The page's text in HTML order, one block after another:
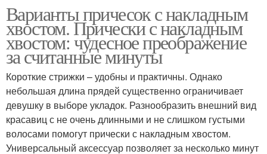
Варианты причесок с накладным
хвостом. Прически с накладным
хвостом: чудесное преображение
за считанные минуты
Короткие стрижки – удобны и практичны. Однако
небольшая длина прядей существенно ограничивает
девушку в выборе укладок. Разнообразить внешний вид
красавиц с не очень длинными и не слишком густыми
волосами помогут прически с накладным хвостом.
Универсальный аксессуар позволяет за несколько минут